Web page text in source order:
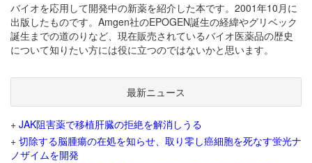
バイオを応用して開発中の新薬を紹介した本です。2001年10月に
出版したものです。Amgen社のEPOGEN誕生の経緯やグリベック
誕生までの道のりなど、現在販売されているバイオ医薬品の歴史
について知りたい方には役に立つのではないかと思います。
最新ニュース
+ JAK阻害薬で移植肝臓の拒絶を解消しうる
+ 切除する脳腫瘍の在処を知らせ、取り零し癌細胞を死なす蛍光ナ
ノザイムを開発